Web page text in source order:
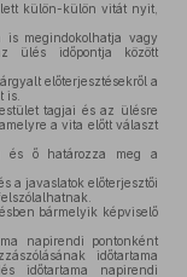
külön-külön vitát nyit,
is megindokolhatja vagy
ülés időpontja között
előterjesztésekről a
is.
tagjai és az ülésre
a vita előtt választ
és ő határozza meg a
a javaslatok előterjesztői
bármelyik képviselő
napirendi pontonként
időtartama
időtartama napirendi